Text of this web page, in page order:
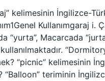
kelimesinin İngilizce-
Kullanımgaraj i.
“yurta”, Macarcada
“picnic” kelimesinin
teriminin